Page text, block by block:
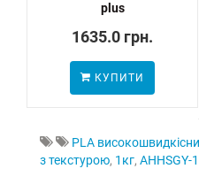
plus
1635.0 грн.
КУПИТИ
PLA
з текстурою, 1кг, AHHSGY-